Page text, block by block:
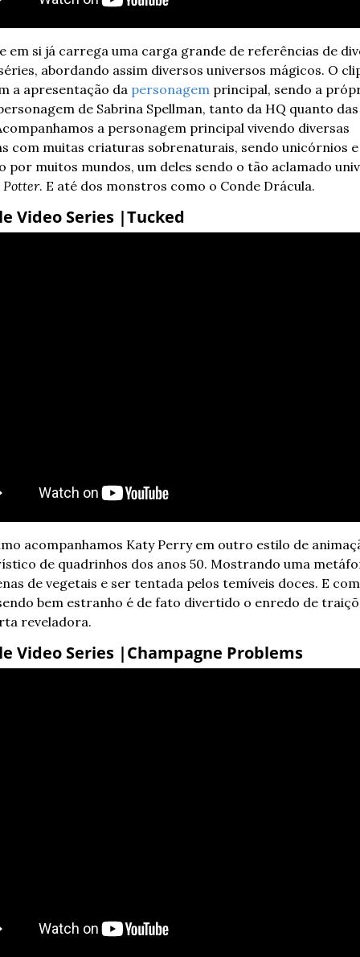
em si já carrega uma carga grande de referências de
abordando assim diversos universos mágicos. O
a apresentação da personagem principal, sendo a
de Sabrina Spellman, tanto da HQ quanto
a personagem principal vivendo diversas
com muitas criaturas sobrenaturais, sendo unicórnios e
por muitos mundos, um deles sendo o tão aclamado
. E até dos monstros como o Conde Drácula.
Video Series |Tucked
acompanhamos Katy Perry em outro estilo de
de quadrinhos dos anos 50. Mostrando uma
de vegetais e ser tentada pelos temíveis doces. E
bem estranho é de fato divertido o enredo de
reveladora.
Video Series |Champagne Problems